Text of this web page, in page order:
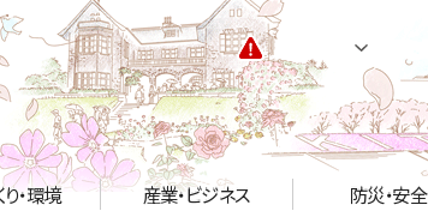
緊急情報
・環境 産業・ビジネス 防災・安全